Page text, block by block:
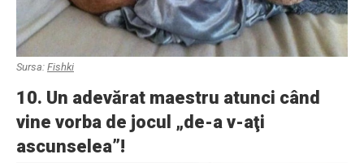
Sursa: Fishki
10. Un adevărat maestru atunci când
vine vorba de jocul „de-a v-aţi
ascunselea”!